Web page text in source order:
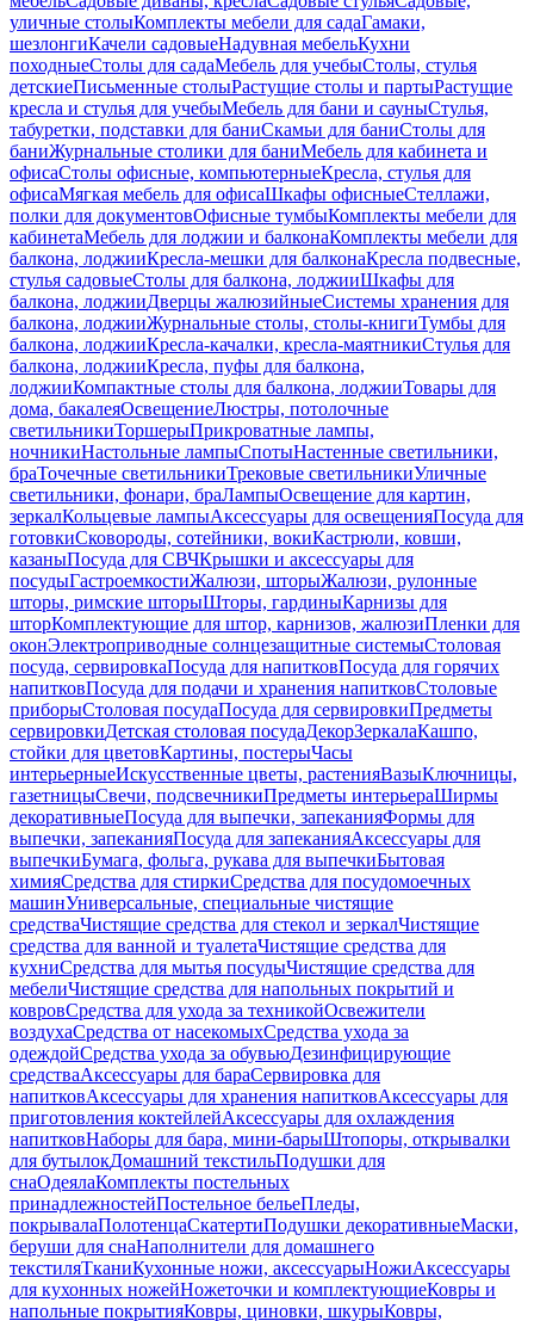
уличные столыКомплекты мебели для садаГамаки,
шезлонгиКачели садовыеНадувная мебельКухни
походныеСтолы для садаМебель для учебыСтолы, стулья
детскиеПисьменные столыРастущие столы и партыРастущие
кресла и стулья для учебыМебель для бани и сауныСтулья,
табуретки, подставки для баниСкамьи для баниСтолы для
баниЖурнальные столики для баниМебель для кабинета и
офисаСтолы офисные, компьютерныеКресла, стулья для
офисаМягкая мебель для офисаШкафы офисныеСтеллажи,
полки для документовОфисные тумбыКомплекты мебели для
кабинетаМебель для лоджии и балконаКомплекты мебели для
балкона, лоджииКресла-мешки для балконаКресла подвесные,
стулья садовыеСтолы для балкона, лоджииШкафы для
балкона, лоджииДверцы жалюзийныеСистемы хранения для
балкона, лоджииЖурнальные столы, столы-книгиТумбы для
балкона, лоджииКресла-качалки, кресла-маятникиСтулья для
балкона, лоджииКресла, пуфы для балкона,
лоджииКомпактные столы для балкона, лоджииТовары для
дома, бакалеяОсвещениеЛюстры, потолочные
светильникиТоршерыПрикроватные лампы,
ночникиНастольные лампыСпотыНастенные светильники,
браТочечные светильникиТрековые светильникиУличные
светильники, фонари, браЛампыОсвещение для картин,
зеркалКольцевые лампыАксессуары для освещенияПосуда для
готовкиСковороды, сотейники, вокиКастрюли, ковши,
казаныПосуда для СВЧКрышки и аксессуары для
посудыГастроемкостиЖалюзи, шторыЖалюзи, рулонные
шторы, римские шторыШторы, гардиныКарнизы для
шторКомплектующие для штор, карнизов, жалюзиПленки для
оконЭлектроприводные солнцезащитные системыСтоловая
посуда, сервировкаПосуда для напитковПосуда для горячих
напитковПосуда для подачи и хранения напитковСтоловые
приборыСтоловая посудаПосуда для сервировкиПредметы
сервировкиДетская столовая посудаДекорЗеркалаКашпо,
стойки для цветовКартины, постерыЧасы
интерьерныеИскусственные цветы, растенияВазыКлючницы,
газетницыСвечи, подсвечникиПредметы интерьераШирмы
декоративныеПосуда для выпечки, запеканияФормы для
выпечки, запеканияПосуда для запеканияАксессуары для
выпечкиБумага, фольга, рукава для выпечкиБытовая
химияСредства для стиркиСредства для посудомоечных
машинУниверсальные, специальные чистящие
средстваЧистящие средства для стекол и зеркалЧистящие
средства для ванной и туалетаЧистящие средства для
кухниСредства для мытья посудыЧистящие средства для
мебелиЧистящие средства для напольных покрытий и
ковровСредства для ухода за техникойОсвежители
воздухаСредства от насекомыхСредства ухода за
одеждойСредства ухода за обувьюДезинфицирующие
средстваАксессуары для бараСервировка для
напитковАксессуары для хранения напитковАксессуары для
приготовления коктейлейАксессуары для охлаждения
напитковНаборы для бара, мини-барыШтопоры, открывалки
для бутылокДомашний текстильПодушки для
снаОдеялаКомплекты постельных
принадлежностейПостельное бельеПледы,
покрывалаПолотенцаСкатертиПодушки декоративныеМаски,
беруши для снаНаполнители для домашнего
текстиляТканиКухонные ножи, аксессуарыНожиАксессуары
для кухонных ножейНожеточки и комплектующиеКовры и
напольные покрытияКовры, циновки, шкурыКовры,